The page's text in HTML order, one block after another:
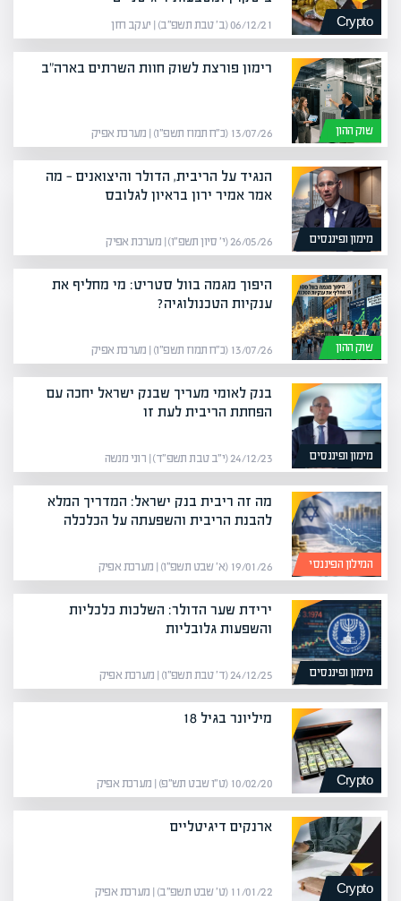
Crypto 06/12/21 (ב׳ טבת תשפ״ב) | יעקב חזן
שוק ההון
רימון פורצת לשוק חוות השרתים בארה"ב
13/07/26 (כ״ח תמוז תשפ״ו) | מערכת אפיק
מימון ופיננסים
הנגיד על הריבית, הדולר והיצואנים — מה
אמר אמיר ירון בראיון לגלובס
26/05/26 (י׳ סיון תשפ״ו) | מערכת אפיק
שוק ההון
היפוך מגמה בוול סטריט: מי מחליף את
ענקיות הטכנולוגיה?
13/07/26 (כ״ח תמוז תשפ״ו) | מערכת אפיק
מימון ופיננסים
בנק לאומי מעריך שבנק ישראל יחכה עם
הפחתת הריבית לעת זו
24/12/23 (י״ב טבת תשפ״ד) | רוני מנשה
המילון הפיננסי
מה זה ריבית בנק ישראל: המדריך המלא
להבנת הריבית והשפעתה על הכלכלה
19/01/26 (א׳ שבט תשפ״ו) | מערכת אפיק
מימון ופיננסים
ירידת שער הדולר: השלכות כלכליות
והשפעות גלובליות
24/12/25 (ד׳ טבת תשפ״ו) | מערכת אפיק
Crypto
מיליונר בגיל 18
10/02/20 (ט״ו שבט תש״פ) | מערכת אפיק
Crypto
ארנקים דיגיטליים
11/01/22 (ט׳ שבט תשפ״ב) | מערכת אפיק